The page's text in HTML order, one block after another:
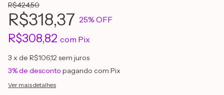
R$424,50
R$318,37 25% OFF
R$308,82 com Pix
3 x de R$106,12sem juros
3% de desconto pagando com Pix
Ver mais detalhes